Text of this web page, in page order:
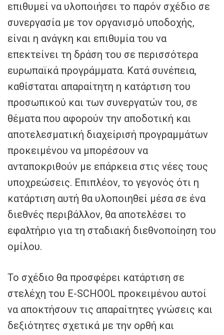
επιθυμεί να υλοποιήσει το παρόν σχέδιο σε
συνεργασία με τον οργανισμό υποδοχής,
είναι η ανάγκη και επιθυμία του να
επεκτείνει τη δράση του σε περισσότερα
ευρωπαϊκά προγράμματα. Κατά συνέπεια,
καθίσταται απαραίτητη η κατάρτιση του
προσωπικού και των συνεργατών του, σε
θέματα που αφορούν την αποδοτική και
αποτελεσματική διαχείρισή προγραμμάτων
προκειμένου να μπορέσουν να
ανταποκριθούν με επάρκεια στις νέες τους
υποχρεώσεις. Επιπλέον, το γεγονός ότι η
κατάρτιση αυτή θα υλοποιηθεί μέσα σε ένα
διεθνές περιβάλλον, θα αποτελέσει το
εφαλτήριο για τη σταδιακή διεθνοποίηση του
ομίλου.
Το σχέδιο θα προσφέρει κατάρτιση σε
στελέχη του E-SCHOOL προκειμένου αυτοί
να αποκτήσουν τις απαραίτητες γνώσεις και
δεξιότητες σχετικά με την ορθή και